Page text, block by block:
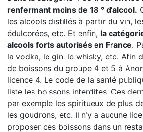
renfermant moins de 18 ° d’alcool.
les alcools distillés à partir du vin,
édulcorées, etc. Et enfin, la
alcools forts autorisés en France.
la vodka, le gin, le whisky, etc. Afin
de boissons du groupe 4 et 5 à
licence 4. Le code de la santé
liste les boissons interdites. Ces
par exemple les spiritueux de plus
les goudrons, etc. Il n’y a aucune
proposer ces boissons dans un